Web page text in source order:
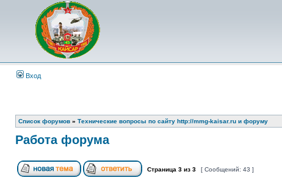
Вход
Список форумов » Технические вопросы по сайту http://mmg-kaisar.ru и форуму
Работа форума
Страница 3 из 3 [ Сообщений: 43 ]